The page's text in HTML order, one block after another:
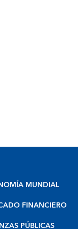
MUNDIAL
FINANCIERO
PÚBLICAS